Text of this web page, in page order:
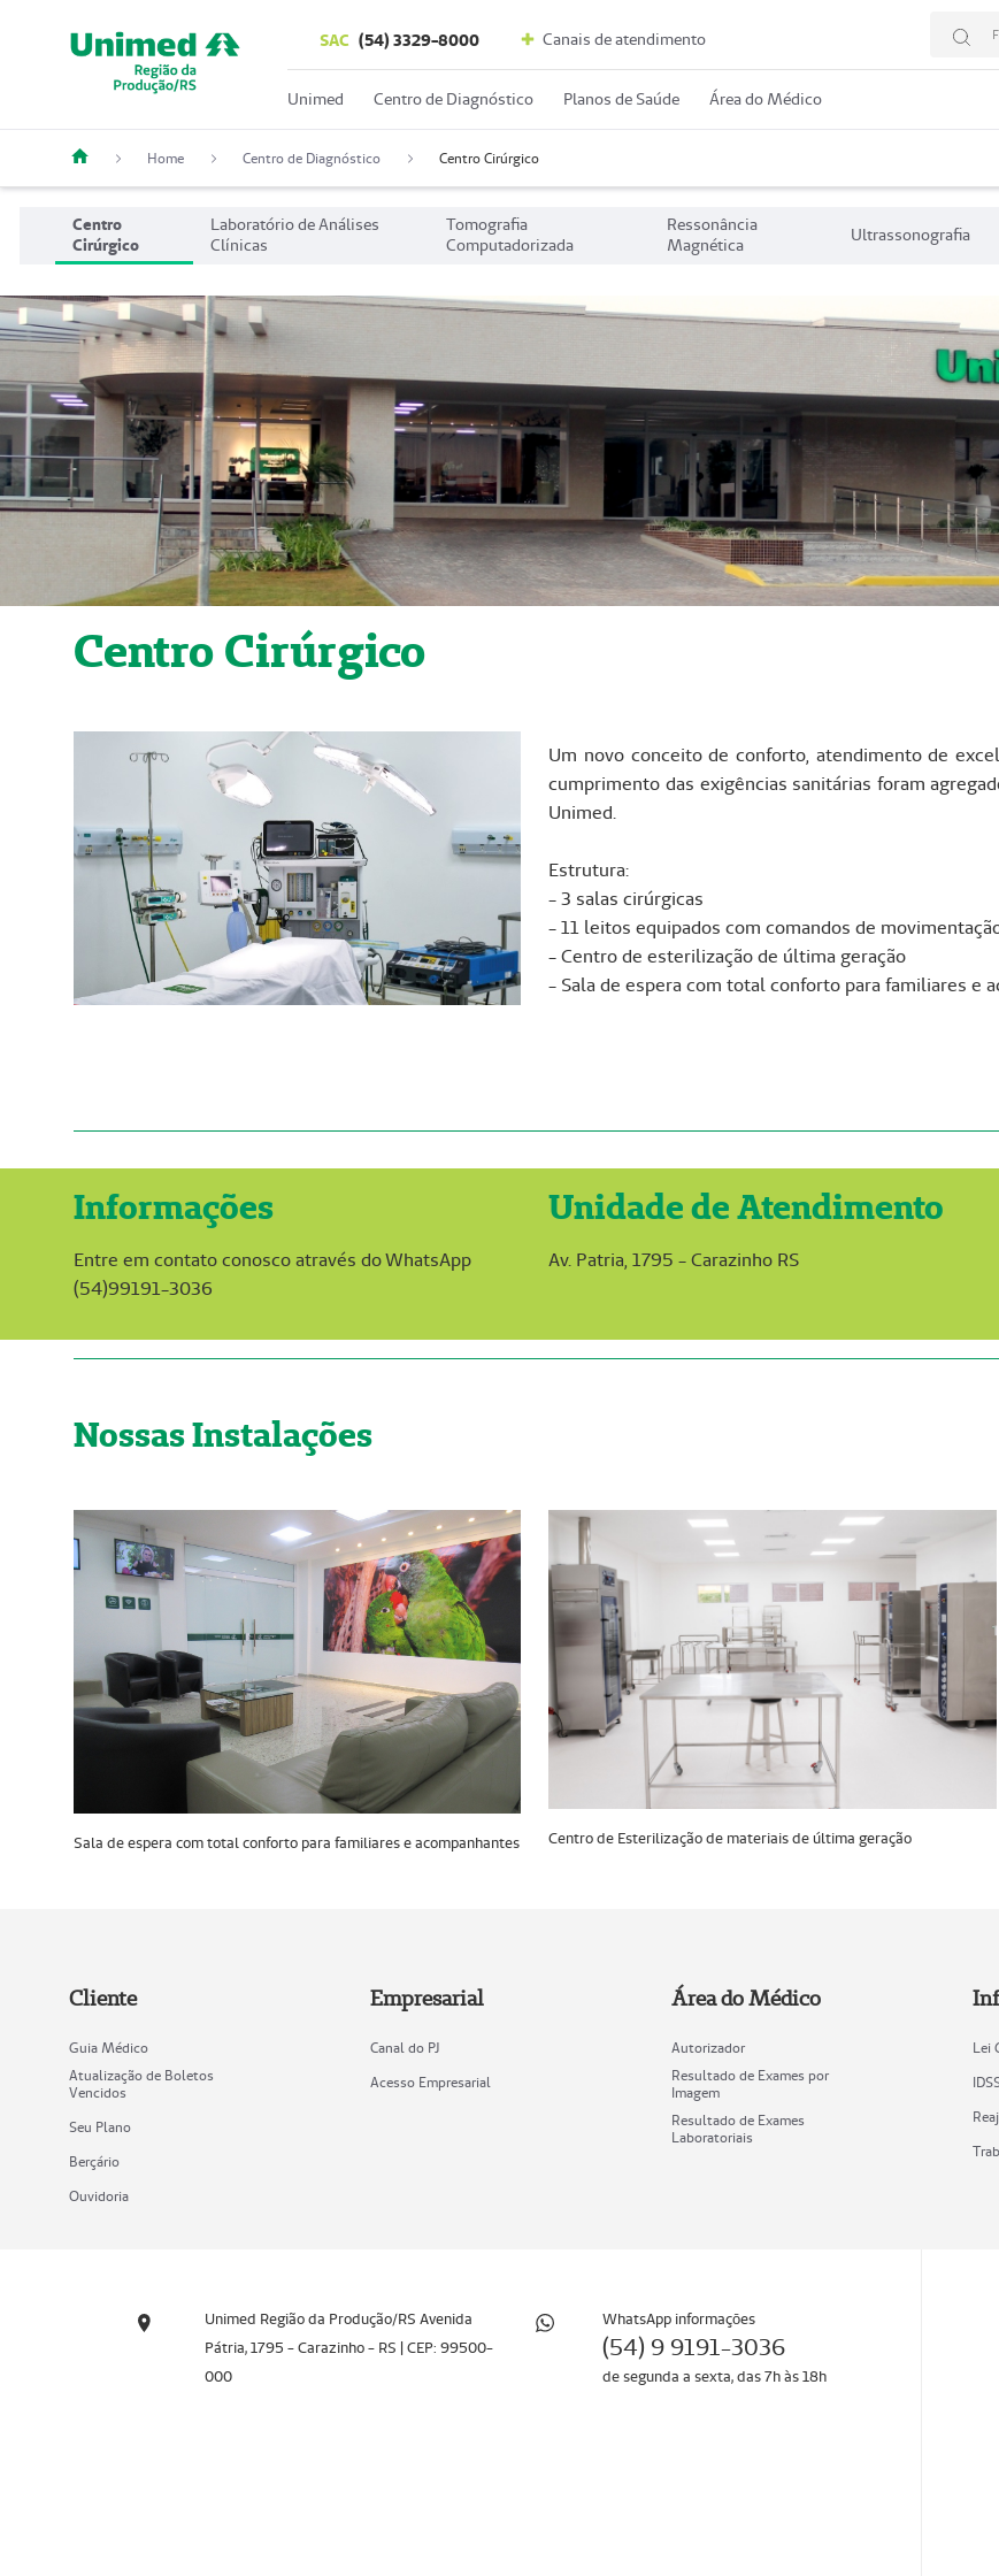
SAC (54) 3329-8000 Canais de atendimento
Unimed Centro de Diagnóstico Planos de Saúde Área do Médico
Home Centro de Diagnóstico Centro Cirúrgico
Centro
Cirúrgico
Laboratório de Análises
Clínicas
Tomografia
Computadorizada
Ressonância
Magnética
Ultrassonografia
Centro Cirúrgico
Um novo conceito de conforto, atendimento de
cumprimento das exigências sanitárias foram
Unimed.
Estrutura:
- 3 salas cirúrgicas
- 11 leitos equipados com comandos de
- Centro de esterilização de última geração
- Sala de espera com total conforto para familiares e
Informações
Entre em contato conosco através do WhatsApp
(54)99191-3036
Unidade de Atendimento
Av. Patria, 1795 - Carazinho RS
Nossas Instalações
Sala de espera com total conforto para familiares e acompanhantes Centro de Esterilização de materiais de última geração
Cliente
Guia Médico
Atualização de Boletos
Vencidos
Seu Plano
Berçário
Ouvidoria
Empresarial
Canal do PJ
Acesso Empresarial
Área do Médico
Autorizador
Resultado de Exames por
Imagem
Resultado de Exames
Laboratoriais
Lei
Unimed Região da Produção/RS Avenida
Pátria, 1795 - Carazinho - RS | CEP: 99500-
000
WhatsApp informaçōes
(54) 9 9191-3036
de segunda a sexta, das 7h às 18h